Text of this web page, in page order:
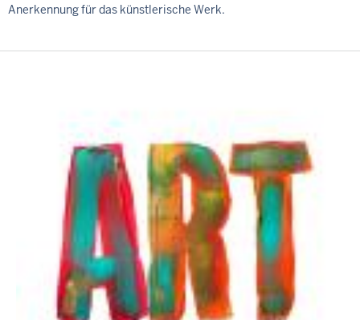
Anerkennung für das künstlerische Werk.